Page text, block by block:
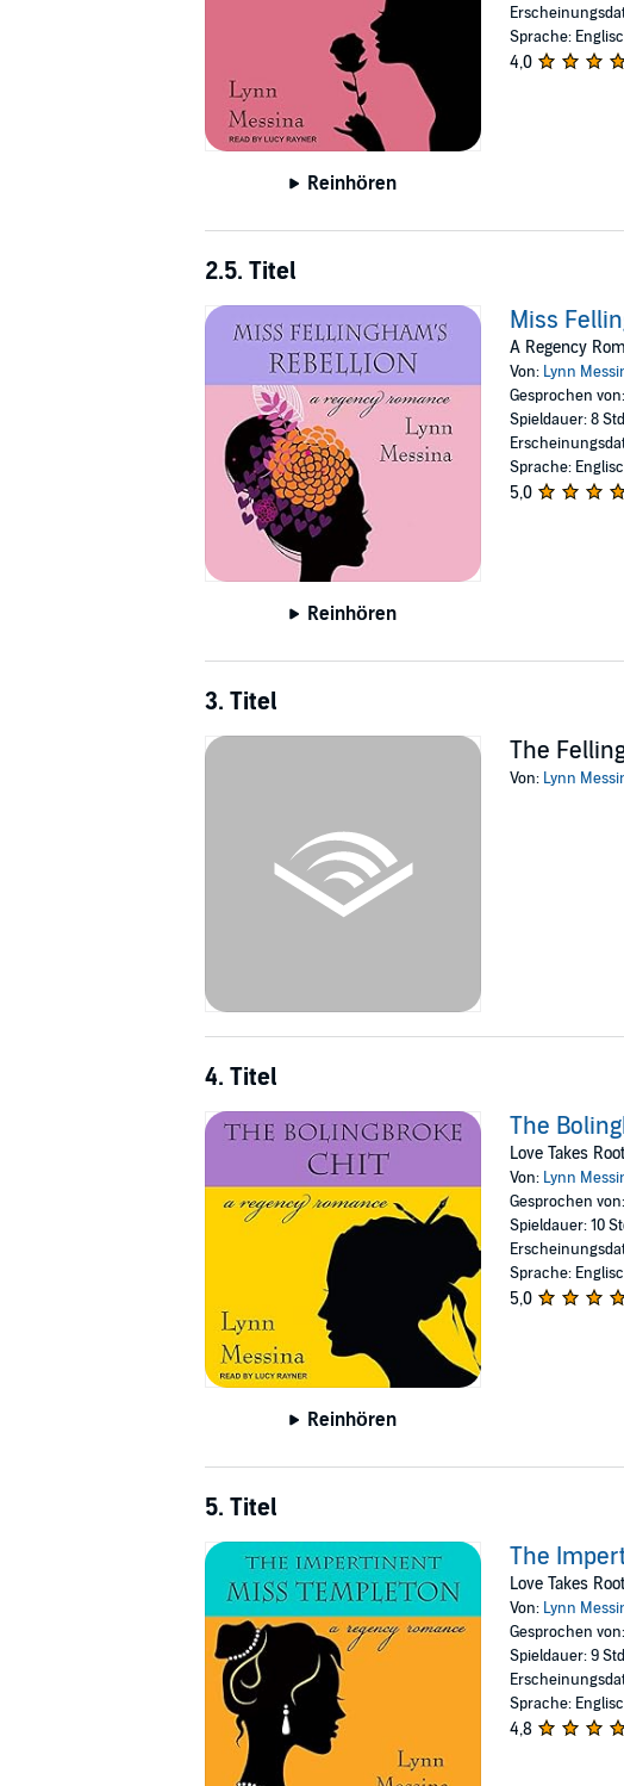
Reinhören
Sprache:
4,0
2.5. Titel
Reinhören
Miss
A Regency
Von: Lynn
Gesprochen von:
Spieldauer: 8
Sprache:
5,0
3. Titel
The
Von: Lynn
4. Titel
Reinhören
The
Love Takes
Von: Lynn
Gesprochen von:
Spieldauer: 10
Sprache:
5,0
5. Titel
The
Love Takes
Von: Lynn
Gesprochen von:
Spieldauer: 9
Sprache:
4,8